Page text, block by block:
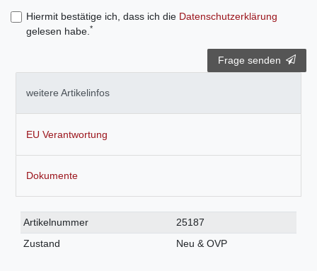
Hiermit bestätige ich, dass ich die Daten­schutz­erklärung
gelesen habe. *
Frage senden
weitere Artikelinfos
EU Verantwortung
Dokumente
Technisches
Merkmal
Wert
Artikelnummer
25187
Zustand
Neu & OVP